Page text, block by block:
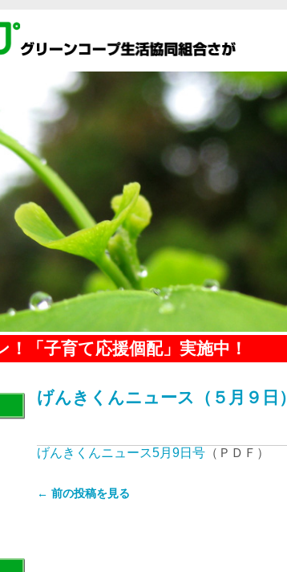
「子育て応援個配」実施中！
げんきくんニュース（５月９日）
げんきくんニュース5月9日号 （ＰＤＦ）
← 前の投稿を見る